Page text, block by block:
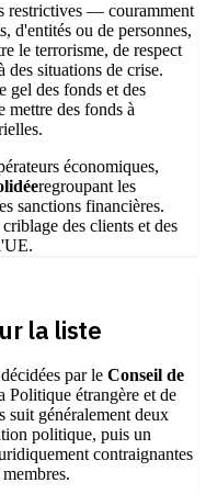
restrictives — couramment
d'entités ou de personnes,
le terrorisme, de respect
des situations de crise.
gel des fonds et des
mettre des fonds à
économiques,
regroupant les
sanctions financières.
des clients et des
la liste
par le Conseil de
Politique étrangère et de
suit généralement deux
politique, puis un
contraignantes